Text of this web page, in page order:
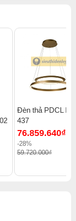
khuyến mãi của
treo thả,
,
Đèn thả PDCL
437
76.859.640₫
-28%
59.720.000₫